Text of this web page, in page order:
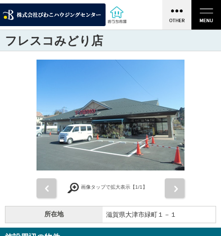
フレスコみどり店
画像タップで拡大表示【1/1】
所在地 滋賀県大津市緑町１－１